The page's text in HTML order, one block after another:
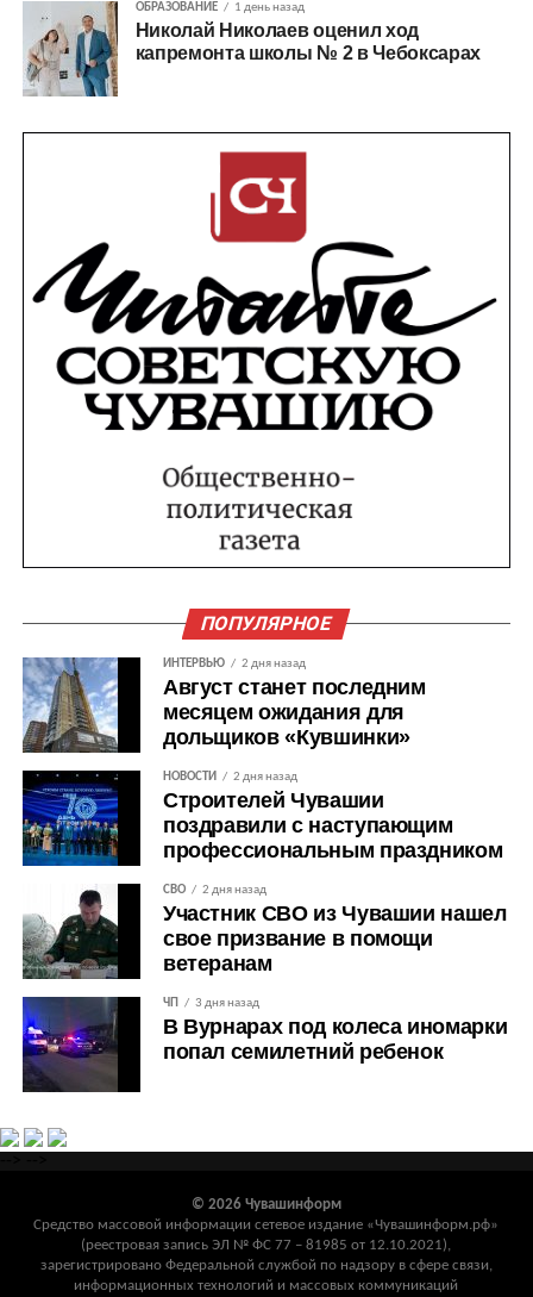
ОБРАЗОВАНИЕ 1 день назад
Николай Николаев оценил ход
капремонта школы № 2 в Чебоксарах
ПОПУЛЯРНОЕ
ИНТЕРВЬЮ 2 дня назад
Август станет последним
месяцем ожидания для
дольщиков «Кувшинки»
НОВОСТИ 2 дня назад
Строителей Чувашии
поздравили с наступающим
профессиональным праздником
СВО 2 дня назад
Участник СВО из Чувашии нашел
свое призвание в помощи
ветеранам
ЧП 3 дня назад
В Вурнарах под колеса иномарки
попал семилетний ребенок
© 2026 Чувашинформ
Средство массовой информации сетевое издание «Чувашинформ.рф»
(реестровая запись ЭЛ № ФС 77 – 81985 от 12.10.2021),
зарегистрировано Федеральной службой по надзору в сфере связи,
информационных технологий и массовых коммуникаций